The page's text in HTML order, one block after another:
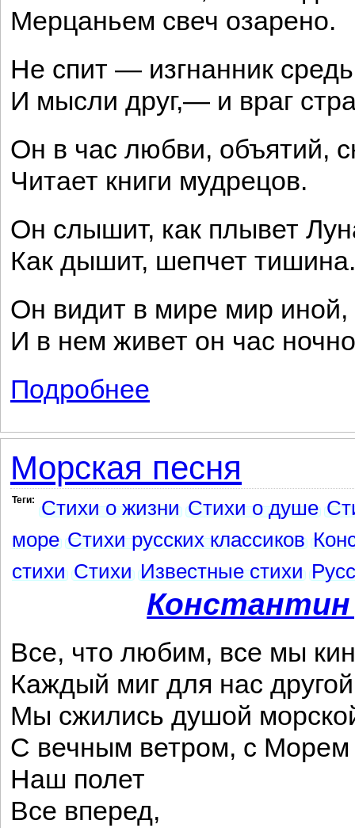
Мерцаньем свеч озарено.
Не спит — изгнанник
И мысли друг,— и враг
Он в час любви, объятий,
Читает книги мудрецов.
Он слышит, как плывет
Как дышит, шепчет тишина.
Он видит в мире мир иной,
И в нем живет он час
Подробнее
Морская песня
Теги: Стихи о жизни Стихи о душе
море Стихи русских классиков
стихи Стихи Известные стихи
Все, что любим, все мы
Каждый миг для нас
Мы сжились душой
С вечным ветром, с Морем
Наш полет
Все вперед,